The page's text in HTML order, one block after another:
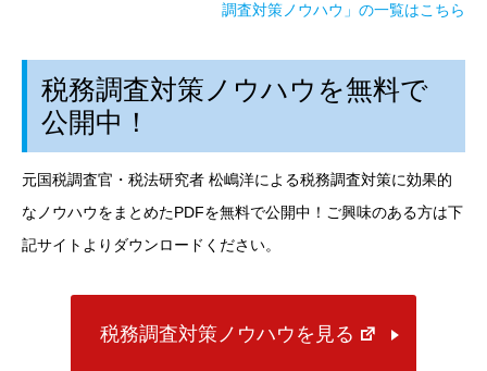
調査対策ノウハウ」の一覧はこちら
税務調査対策ノウハウを無料で
公開中！
元国税調査官・税法研究者 松嶋洋による税務調査対策に効果的
なノウハウをまとめたPDFを無料で公開中！ご興味のある方は下
記サイトよりダウンロードください。
税務調査対策ノウハウを見る